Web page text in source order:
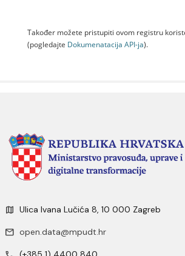
Također možete pristupiti ovom registru
(pogledajte Dokumenаtаcijа API-jа).